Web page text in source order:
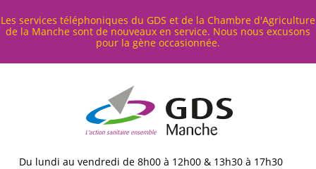
Les services téléphoniques du GDS et de la Chambre d'Agriculture
de la Manche sont de nouveaux en service. Nous nous excusons
pour la gène occasionnée.
G
Du lundi au vendredi de 8h00 à 12h00 & 13h30 à 17h30